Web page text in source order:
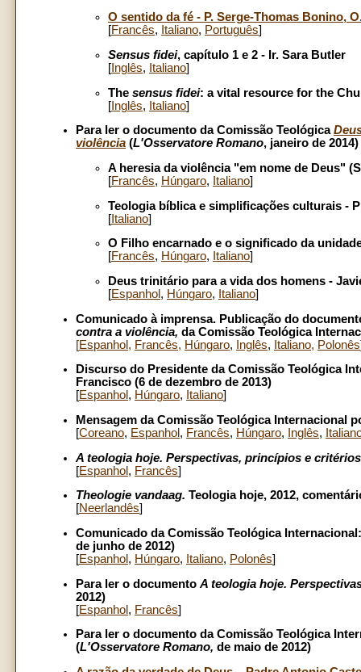
O sentido da fé - P. Serge-Thomas Bonino,
[Francês, Italiano, Português]
Sensus fidei, capítulo 1 e 2 - Ir. Sara Butler
[ Inglês, Italiano]
The sensus fidei: a vital resource for the
[ Inglês, Italiano]
Para ler o documento da Comissão Teológica
violência (L'Osservatore Romano, janeiro de 2014)
A heresia da violência "em nome de Deus"
[Francês, Húngaro, Italiano]
Teologia bíblica e simplificações culturais -
[ Italiano]
O Filho encarnado e o significado da
[Francês, Húngaro, Italiano]
Deus trinitário para a vida dos homens -
[Espanhol , Húngaro, Italiano]
Comunicado à imprensa. Publicação do
contra a violência, da Comissão Teológica
[Espanhol , Francês, Húngaro, Inglês, Italiano, Polonês
Discurso do Presidente da Comissão Teológica
Francisco (6 de dezembro de 2013)
[Espanhol , Húngaro, Italiano]
Mensagem da Comissão Teológica Internacional
[Coreano, Espanhol , Francês, Húngaro, Inglês,
A teologia hoje. Perspectivas, princípios e critérios
[Espanhol , Francês]
Theologie vandaag. Teologia hoje, 2012,
[Neerlandês]
Comunicado da Comissão Teológica
de junho de 2012)
[Espanhol , Húngaro, Italiano, Polonês]
Para ler o documento A teologia hoje.
2012)
[Espanhol, Francês]
Para ler o documento da Comissão Teológica
(L'Osservatore Romano, de maio de 2012)